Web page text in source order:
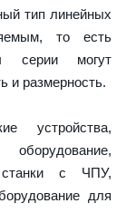
тип линейных
то есть
могут
и размерность.
устройства,
станки с ЧПУ,
для